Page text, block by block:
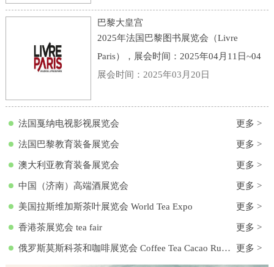
中心
巴黎大皇宫
2025年法国巴黎图书展览会（Livre
Paris），展会时间：2025年04月11日~04
月13日，展会地点：法国-巴黎-3 Avenue
期
展会时间：2025年03月20日
法国戛纳电视影视展览会 更多 >
法国巴黎教育装备展览会 更多 >
澳大利亚教育装备展览会 更多 >
中国（济南）高端酒展览会 更多 >
美国拉斯维加斯茶叶展览会 World Tea Expo 更多 >
香港茶展览会 tea fair 更多 >
俄罗斯莫斯科茶和咖啡展览会 Coffee Tea Cacao Russian Expo 更多 >